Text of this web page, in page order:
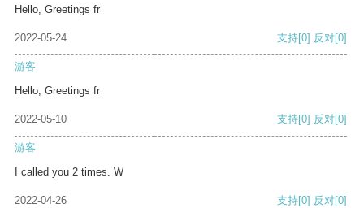
Hello, Greetings fr
2022-05-24 支持[0] 反对[0]
游客
Hello, Greetings fr
2022-05-10 支持[0] 反对[0]
游客
I called you 2 times. W
2022-04-26 支持[0] 反对[0]